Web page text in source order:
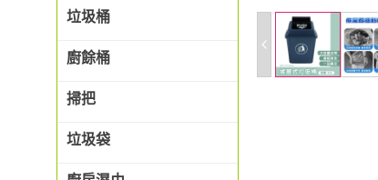
垃圾桶
廚餘桶
掃把
垃圾袋